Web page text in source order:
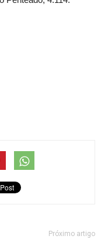
Próximo artigo